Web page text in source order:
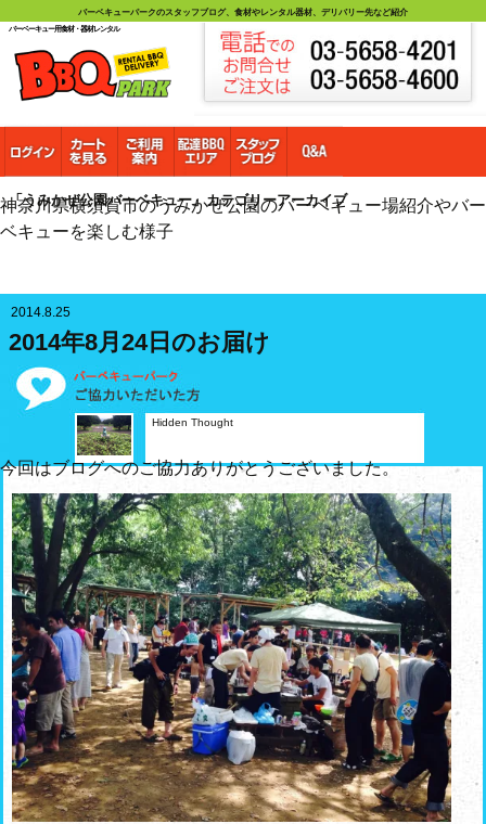
バーベキューパークのスタッフブログ、食材やレンタル器材、デリバリー先など紹介
バーベーキュー用食材・器材レンタル
「うみかぜ公園バーベキュー」カテゴリーアーカイブ
神奈川県横須賀市のうみかぜ公園のバーベキュー場紹介やバー
ベキューを楽しむ様子
2014.8.25
2014年8月24日のお届け
Hidden Thought
今回はブログへのご協力ありがとうございました。